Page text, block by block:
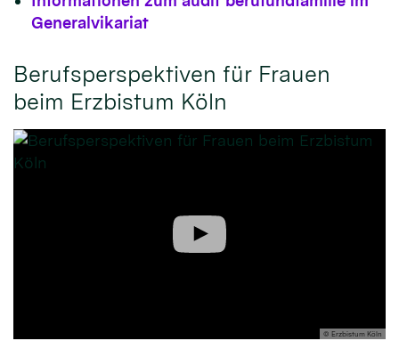
Generalvikariat
Berufsperspektiven für Frauen
beim Erzbistum Köln
© Erzbistum Köln